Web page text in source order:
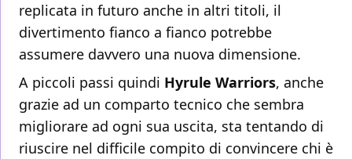
replicata in futuro anche in altri titoli, il
divertimento fianco a fianco potrebbe
assumere davvero una nuova dimensione.
A piccoli passi quindi Hyrule Warriors, anche
grazie ad un comparto tecnico che sembra
migliorare ad ogni sua uscita, sta tentando di
riuscire nel difficile compito di convincere chi è